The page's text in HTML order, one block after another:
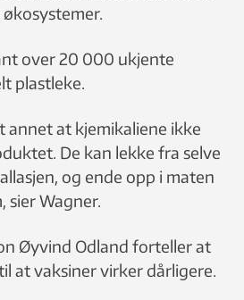
over 20 000 ukjente
plastleke.
annet at kjemikaliene ikke
De kan lekke fra selve
og ende opp i maten
sier Wagner.
Øyvind Odland forteller at
at vaksiner virker dårligere.